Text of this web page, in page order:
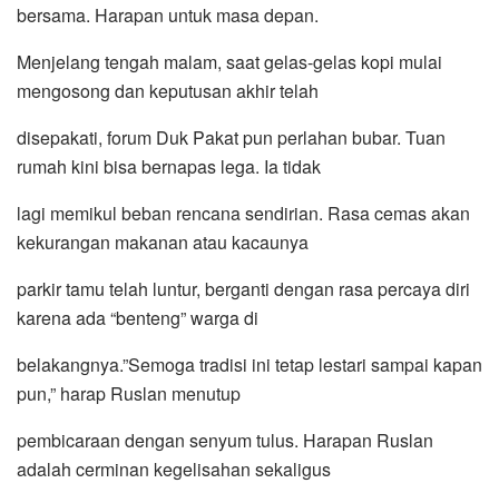
bersama. Harapan untuk masa depan.
Menjelang tengah malam, saat gelas-gelas kopi mulai
mengosong dan keputusan akhir telah
disepakati, forum Duk Pakat pun perlahan bubar. Tuan
rumah kini bisa bernapas lega. Ia tidak
lagi memikul beban rencana sendirian. Rasa cemas akan
kekurangan makanan atau kacaunya
parkir tamu telah luntur, berganti dengan rasa percaya diri
karena ada “benteng” warga di
belakangnya.”Semoga tradisi ini tetap lestari sampai kapan
pun,” harap Ruslan menutup
pembicaraan dengan senyum tulus. Harapan Ruslan
adalah cerminan kegelisahan sekaligus